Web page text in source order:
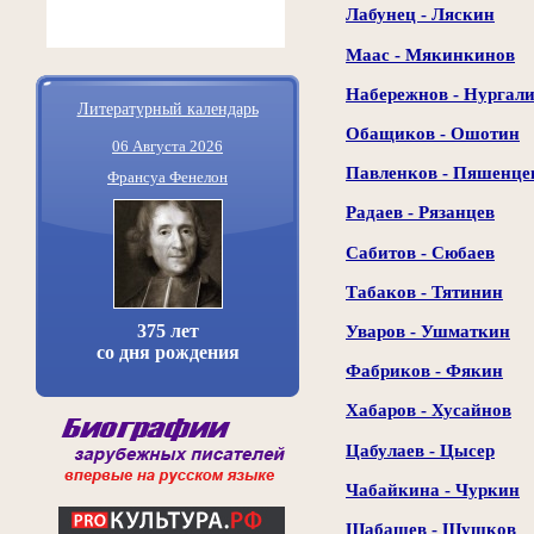
Литературный календарь
06 Августа 2026
Франсуа Фенелон
375 лет
со дня рождения
Лабунец - Ляскин
Маас - Мякинкинов
Набережнов -
Обащиков - Ошотин
Павленков -
Радаев - Рязанцев
Сабитов - Сюбаев
Табаков - Тятинин
Уваров - Ушматкин
Фабриков - Фякин
Хабаров - Хусайнов
Цабулаев - Цысер
Чабайкина - Чуркин
Шабашев - Шушков